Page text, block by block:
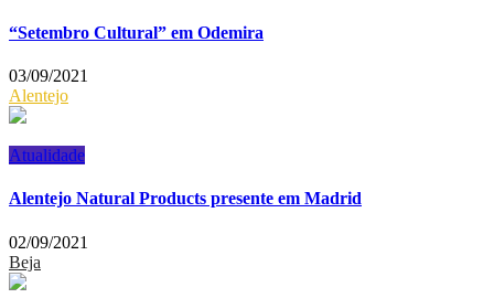
“Setembro Cultural” em Odemira
03/09/2021
Alentejo
Atualidade
Alentejo Natural Products presente em Madrid
02/09/2021
Beja